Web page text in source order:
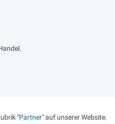
"Partner" auf unserer Website.